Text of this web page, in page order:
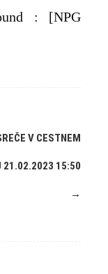
: [NPG
V CESTNEM
21.02.2023 15:50
→